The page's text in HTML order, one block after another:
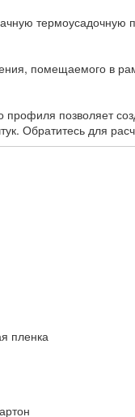
термоусадочную
помещаемого в
профиля позволяет
Обратитесь для
пленка